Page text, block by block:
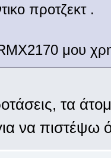
προτζεκτ .
μου
τα
να πιστέψω